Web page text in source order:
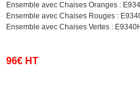
Ensemble avec Chaises Oranges :
Ensemble avec Chaises Rouges :
Ensemble avec Chaises Vertes :
96€ HT